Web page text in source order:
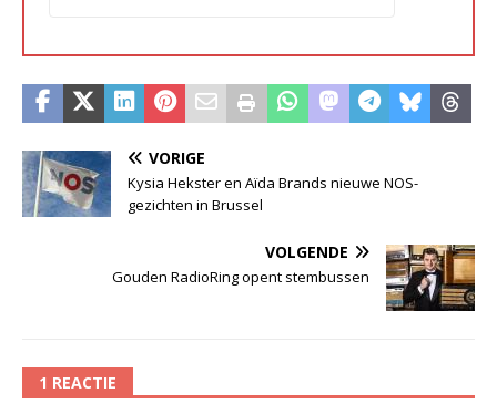
VORIGE
Kysia Hekster en Aïda Brands nieuwe NOS-
gezichten in Brussel
VOLGENDE
Gouden RadioRing opent stembussen
1 REACTIE